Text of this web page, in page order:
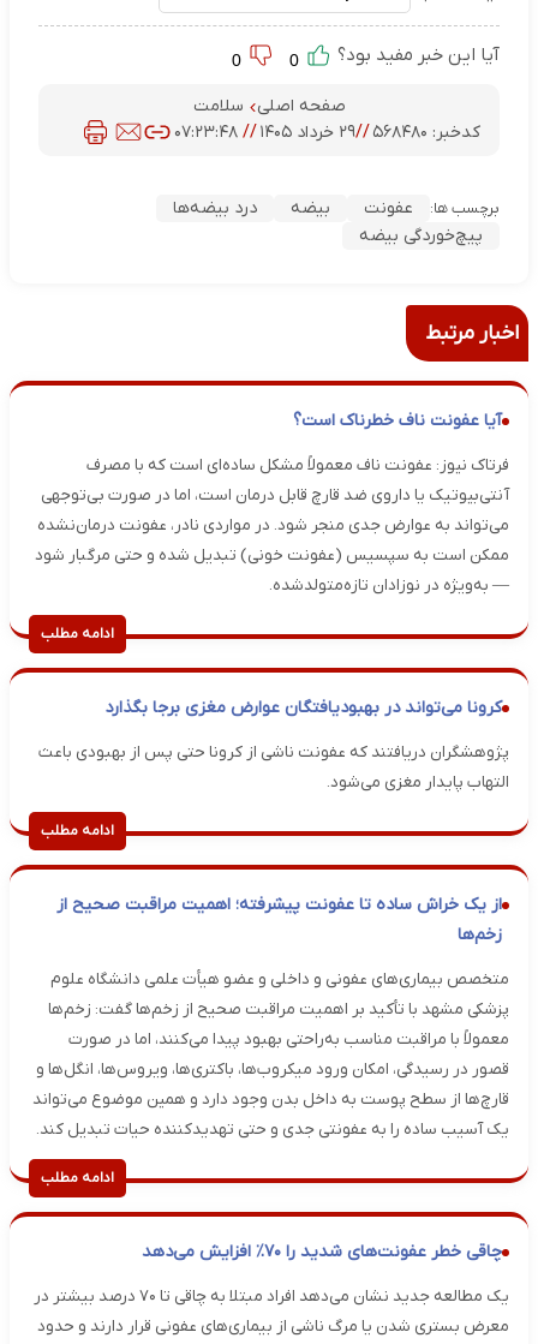
آیا این خبر مفید بود؟
صفحه اصلی
سلامت
کدخبر: ۵۶۸۴۸۰ //۲۹ خرداد ۱۴۰۵ // ۰۷:۲۳:۴۸
برچسب ها: عفونت بیضه
درد بیضه‌ها
پیچ‌خوردگی بیضه
اخبار مرتبط
آیا عفونت ناف خطرناک است؟
فرتاک نیوز: عفونت ناف معمولاً مشکل ساده‌ای است که با مصرف
آنتی‌بیوتیک یا داروی ضد قارچ قابل درمان است، اما در صورت بی‌توجهی
می‌تواند به عوارض جدی منجر شود. در مواردی نادر، عفونت درمان‌نشده
ممکن است به سپسیس (عفونت خونی) تبدیل شده و حتی مرگبار شود
— به‌ویژه در نوزادان تازه‌متولدشده.
ادامه مطلب
کرونا می‌تواند در بهبودیافتگان عوارض مغزی برجا بگذارد
پژوهشگران دریافتند که عفونت ناشی از کرونا حتی پس از بهبودی باعث
التهاب پایدار مغزی می‌شود.
ادامه مطلب
از یک خراش ساده تا عفونت پیشرفته؛ اهمیت مراقبت صحیح از
زخم‌ها
متخصص بیماری‌های عفونی و داخلی و عضو هیأت علمی دانشگاه علوم
پزشکی مشهد با تأکید بر اهمیت مراقبت صحیح از زخم‌ها گفت: زخم‌ها
معمولاً با مراقبت مناسب به‌راحتی بهبود پیدا می‌کنند، اما در صورت
قصور در رسیدگی، امکان ورود میکروب‌ها، باکتری‌ها، ویروس‌ها، انگل‌ها و
قارچ‌ها از سطح پوست به داخل بدن وجود دارد و همین موضوع می‌تواند
یک آسیب ساده را به عفونتی جدی و حتی تهدیدکننده حیات تبدیل کند.
ادامه مطلب
چاقی خطر عفونت‌های شدید را ۷۰٪ افزایش می‌دهد
یک مطالعه جدید نشان می‌دهد افراد مبتلا به چاقی تا ۷۰ درصد بیشتر در
معرض بستری شدن یا مرگ ناشی از بیماری‌های عفونی قرار دارند و حدود